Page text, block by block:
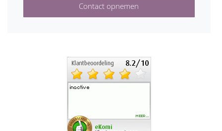
Contact opnemen